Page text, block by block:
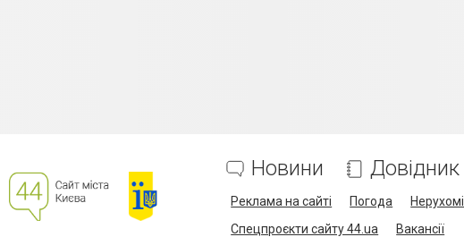
Новини Довідник
Реклама на сайті Погода
Спецпроєкти сайту 44.ua
Вакансії